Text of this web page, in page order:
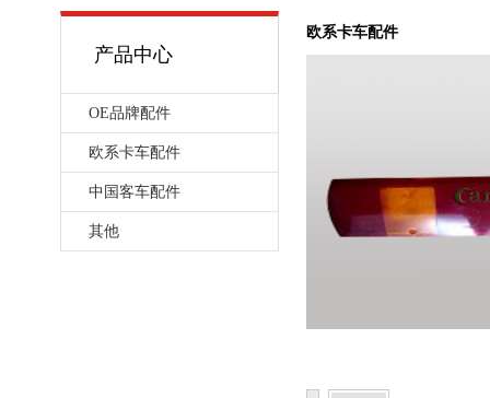
产品中心
OE品牌配件
欧系卡车配件
中国客车配件
其他
欧系卡车配件